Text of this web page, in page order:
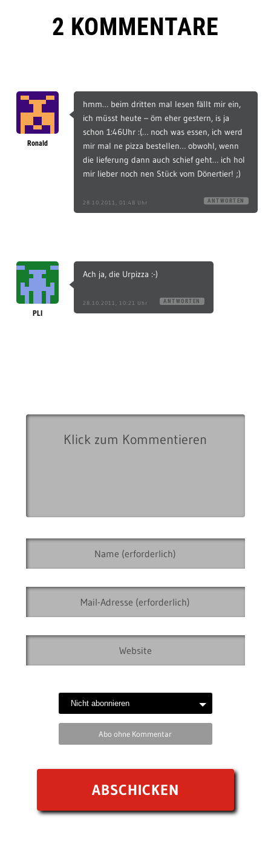
2 KOMMENTARE
Ronald
hmm… beim dritten mal lesen fällt mir ein,
ich müsst heute – öm eher gestern, is ja
schon 1:46Uhr :(… noch was essen, ich werd
mir mal ne pizza bestellen… obwohl, wenn
die lieferung dann auch schief geht… ich hol
mir lieber noch nen Stück vom Dönertier! ;)
28.10.2011, 01:48 Uhr ANTWORTEN
PLI
Ach ja, die Urpizza :-)
28.10.2011, 10:21 Uhr ANTWORTEN
Abo ohne Kommentar